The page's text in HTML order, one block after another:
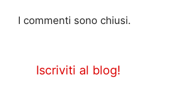
I commenti sono chiusi.
Iscriviti al blog!